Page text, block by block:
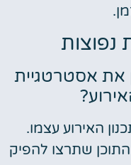
נפוצות
את אסטרטגיית
האירוע עצמו.
שתרצו להפיק